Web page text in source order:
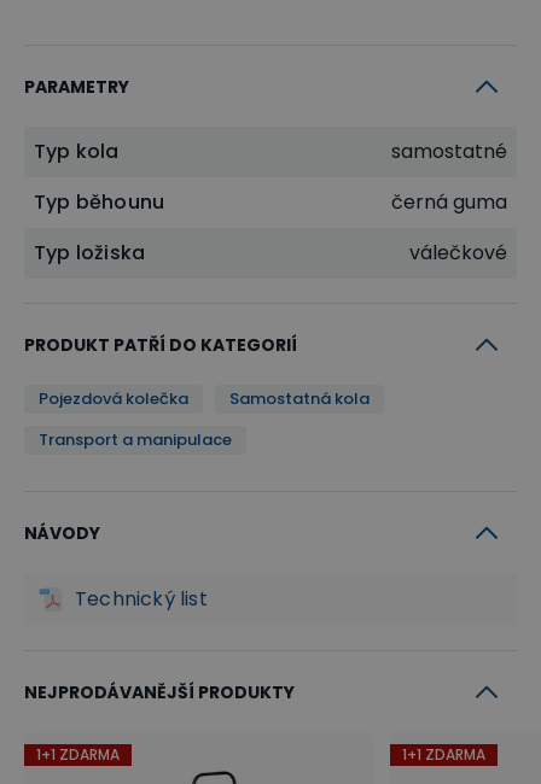
PARAMETRY
Typ kola
samostatné
Typ běhounu
černá guma
Typ ložiska
válečkové
PRODUKT PATŘÍ DO KATEGORIÍ
Pojezdová kolečka
Samostatná kola
Transport a manipulace
NÁVODY
Technický list
NEJPRODÁVANĚJŠÍ PRODUKTY
1+1 ZDARMA 1+1 ZDARMA